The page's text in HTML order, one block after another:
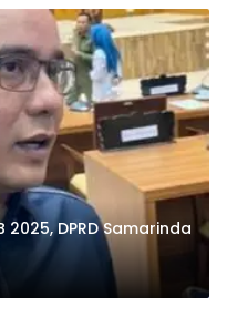
2025, DPRD Samarinda